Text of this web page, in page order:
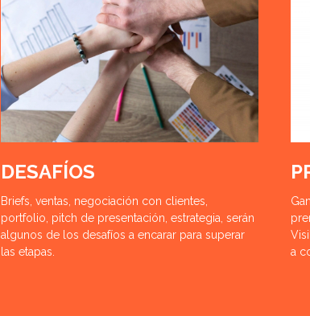
DESAFÍOS
Briefs, ventas, negociación con clientes,
portfolio, pitch de presentación, estrategia, serán
algunos de los desafíos a encarar para superar
las etapas.
a